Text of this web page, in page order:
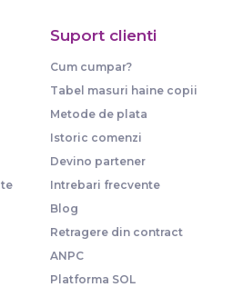
Suport clienti
Cum cumpar?
Tabel masuri haine copii
Metode de plata
Istoric comenzi
Devino partener
Intrebari frecvente
Blog
Retragere din contract
ANPC
Platforma SOL